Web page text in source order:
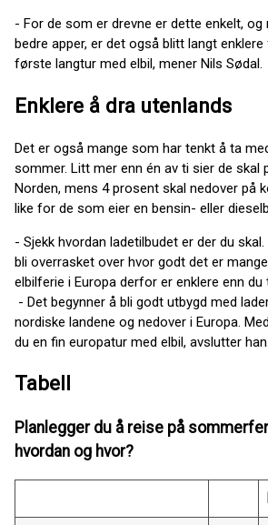
- For de som er drevne er dette enkelt,
bedre apper, er det også blitt langt
første langtur med elbil, mener Nils Sødal.
Enklere å dra utenlands
Det er også mange som har tenkt å ta
sommer. Litt mer enn én av ti sier de skal
Norden, mens 4 prosent skal nedover på
like for de som eier en bensin- eller
- Sjekk hvordan ladetilbudet er der du
bli overrasket over hvor godt det er
elbilferie i Europa derfor er enklere enn du
- Det begynner å bli godt utbygd med
nordiske landene og nedover i Europa.
du en fin europatur med elbil, avslutter han.
Tabell
Planlegger du å reise på
hvordan og hvor?